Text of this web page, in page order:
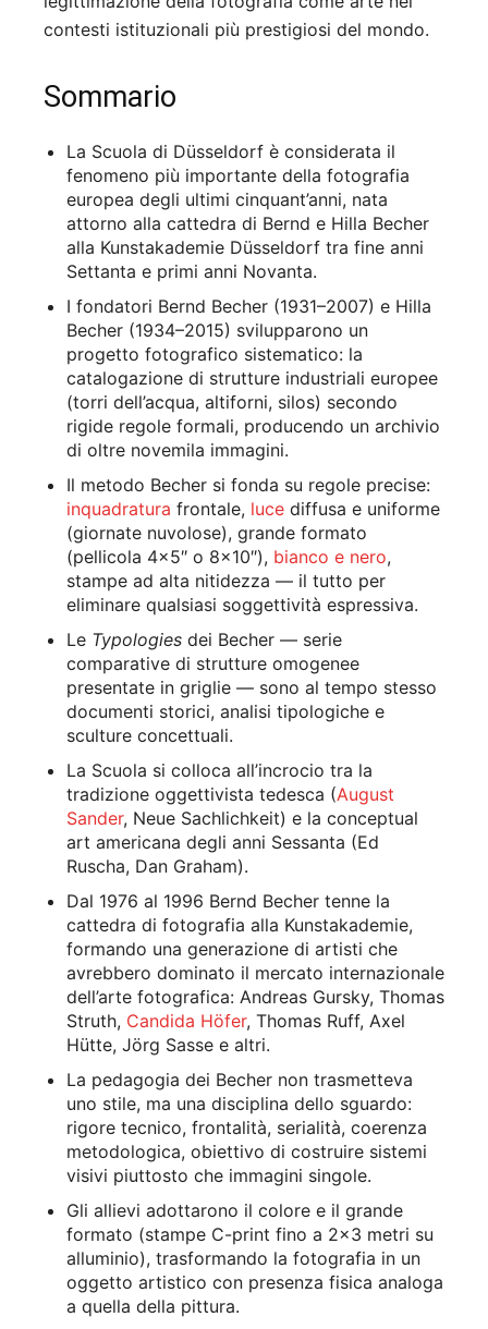
contesti istituzionali più prestigiosi del mondo.
Sommario
La Scuola di Düsseldorf è considerata il
fenomeno più importante della fotografia
europea degli ultimi cinquant’anni, nata
attorno alla cattedra di Bernd e Hilla Becher
alla Kunstakademie Düsseldorf tra fine anni
Settanta e primi anni Novanta.
I fondatori Bernd Becher (1931–2007) e Hilla
Becher (1934–2015) svilupparono un
progetto fotografico sistematico: la
catalogazione di strutture industriali europee
(torri dell’acqua, altiforni, silos) secondo
rigide regole formali, producendo un archivio
di oltre novemila immagini.
Il metodo Becher si fonda su regole precise:
inquadratura frontale, luce diffusa e uniforme
(giornate nuvolose), grande formato
(pellicola 4×5″ o 8×10″), bianco e nero,
stampe ad alta nitidezza — il tutto per
eliminare qualsiasi soggettività espressiva.
Le Typologies dei Becher — serie
comparative di strutture omogenee
presentate in griglie — sono al tempo stesso
documenti storici, analisi tipologiche e
sculture concettuali.
La Scuola si colloca all’incrocio tra la
tradizione oggettivista tedesca (August
Sander, Neue Sachlichkeit) e la conceptual
art americana degli anni Sessanta (Ed
Ruscha, Dan Graham).
Dal 1976 al 1996 Bernd Becher tenne la
cattedra di fotografia alla Kunstakademie,
formando una generazione di artisti che
avrebbero dominato il mercato internazionale
dell’arte fotografica: Andreas Gursky, Thomas
Struth, Candida Höfer, Thomas Ruff, Axel
Hütte, Jörg Sasse e altri.
La pedagogia dei Becher non trasmetteva
uno stile, ma una disciplina dello sguardo:
rigore tecnico, frontalità, serialità, coerenza
metodologica, obiettivo di costruire sistemi
visivi piuttosto che immagini singole.
Gli allievi adottarono il colore e il grande
formato (stampe C-print fino a 2×3 metri su
alluminio), trasformando la fotografia in un
oggetto artistico con presenza fisica analoga
a quella della pittura.